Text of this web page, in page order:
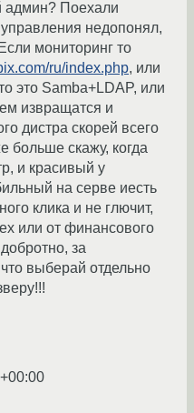
админ? Поехали
недопонял,
мониторинг то
ru/index.php, или
это Samba+LDAP, или
извращатся и
дистра скорей всего
больше скажу, когда
и красивый у
на серве иесть
клика и не глючит,
или от финансового
за
выберай отдельно